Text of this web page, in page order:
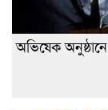
অভিষেক